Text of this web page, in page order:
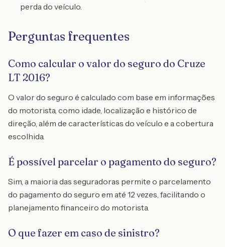
perda do veículo.
Perguntas frequentes
Como calcular o valor do seguro do Cruze
LT 2016?
O valor do seguro é calculado com base em informações
do motorista, como idade, localização e histórico de
direção, além de características do veículo e a cobertura
escolhida.
É possível parcelar o pagamento do seguro?
Sim, a maioria das seguradoras permite o parcelamento
do pagamento do seguro em até 12 vezes, facilitando o
planejamento financeiro do motorista.
O que fazer em caso de sinistro?